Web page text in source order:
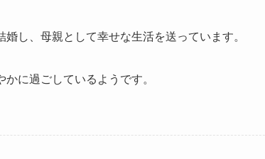
し、母親として幸せな生活を送っています。
に過ごしているようです。